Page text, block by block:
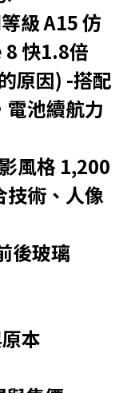
級 A15 仿
快1.8倍
原因) -搭配
池續航力
風格 1,200
技術、人像
後玻璃
本